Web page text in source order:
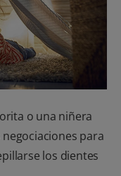
CO (ES)
SUSCRÍBETE
o una niñera
para
los dientes